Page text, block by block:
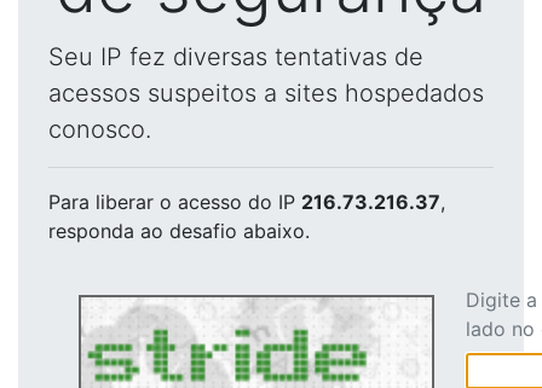
Seu IP fez diversas tentativas de
acessos suspeitos a sites hospedados
conosco.
Para liberar o acesso do IP 216.73.216.37,
responda ao desafio abaixo.
Digite
lado no